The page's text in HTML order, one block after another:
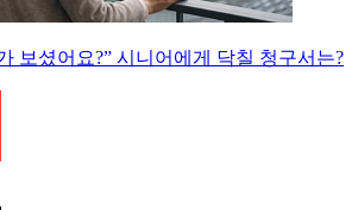
보셨어요?” 시니어에게 닥칠 청구서는?